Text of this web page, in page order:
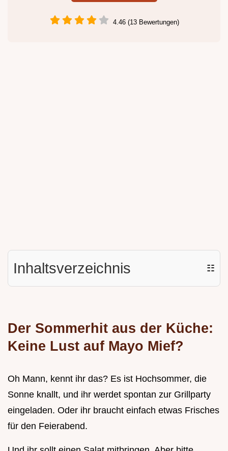
4.46 (13 Bewertungen)
Inhaltsverzeichnis ☷
Der Sommerhit aus der Küche:
Keine Lust auf Mayo Mief?
Oh Mann, kennt ihr das? Es ist Hochsommer, die
Sonne knallt, und ihr werdet spontan zur Grillparty
eingeladen. Oder ihr braucht einfach etwas Frisches
für den Feierabend.